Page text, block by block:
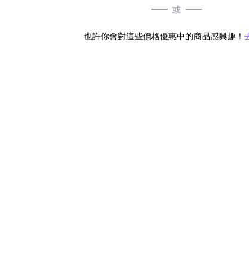
或
也許你會對這些價格優惠中的商品感興趣！